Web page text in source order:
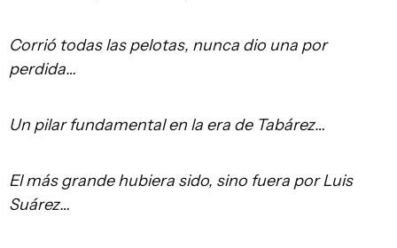
Corrió todas las pelotas, nunca dio una por
perdida…
Un pilar fundamental en la era de Tabárez…
El más grande hubiera sido, sino fuera por Luis
Suárez…